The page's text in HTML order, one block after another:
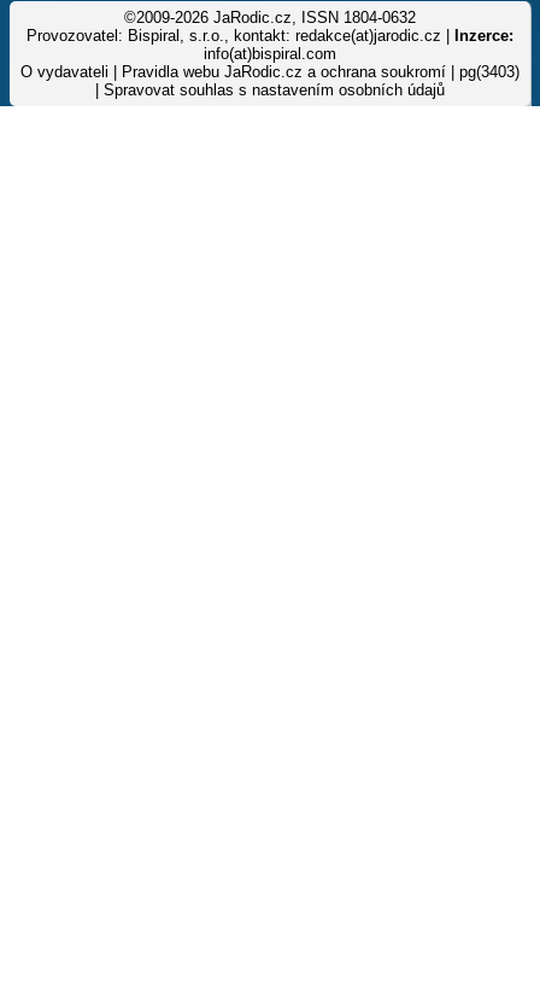
©2009-2026 JaRodic.cz, ISSN 1804-0632
Provozovatel: Bispiral, s.r.o., kontakt: redakce(at)jarodic.cz |
Inzerce:
info(at)bispiral.com
O vydavateli
Pravidla webu JaRodic.cz a ochrana soukromí | pg(3403)
Spravovat souhlas s nastavením osobních údajů